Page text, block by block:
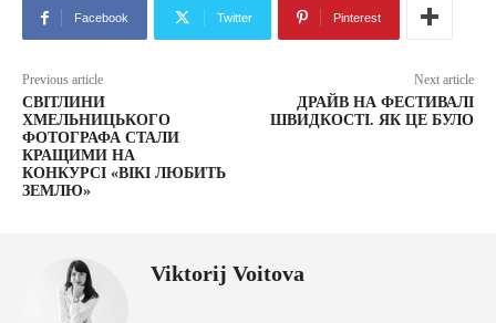
Facebook Twitter Pinterest
Previous article
СВІТЛИНИ
ХМЕЛЬНИЦЬКОГО
ФОТОГРАФА СТАЛИ
КРАЩИМИ НА
КОНКУРСІ «ВІКІ ЛЮБИТЬ
ЗЕМЛЮ»
Next article
ДРАЙВ НА ФЕСТИВАЛІ
ШВИДКОСТІ. ЯК ЦЕ БУЛО
Viktorij Voitova